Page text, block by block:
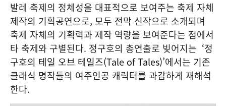
발레 축제의 정체성을 대표적으로 보여주는 축제 자체
제작의 기획공연으로, 모두 전막 신작으로 소개되며
축제 자체의 기획력과 제작 역량을 보여준다는 점에서
타 축제와 구별된다. 정구호의 총연출로 빚어지는 ‘정
구호의 테일 오브 테일즈(Tale of Tales)’에서는 기존
클래식 명작들의 여주인공 캐릭터를 과감하게 재해석
한다.